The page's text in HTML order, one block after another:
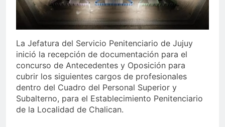
La Jefatura del Servicio Penitenciario de Jujuy
inició la recepción de documentación para el
concurso de Antecedentes y Oposición para
cubrir los siguientes cargos de profesionales
dentro del Cuadro del Personal Superior y
Subalterno, para el Establecimiento Penitenciario
de la Localidad de Chalican.